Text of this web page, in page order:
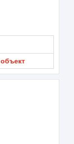
объект